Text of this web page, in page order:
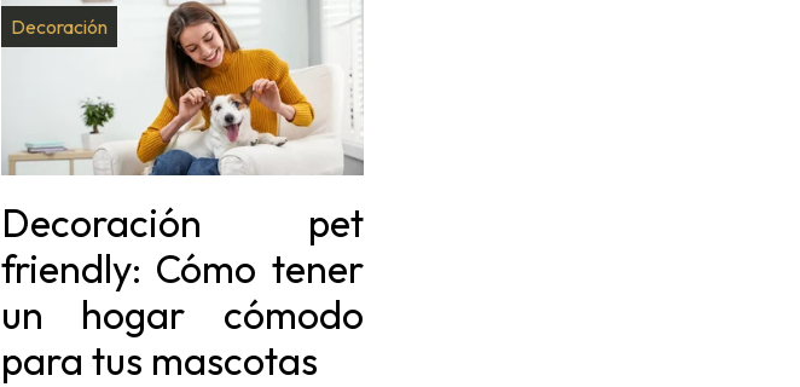
Decoración
Decoración pet
friendly: Cómo tener
un hogar cómodo
para tus mascotas